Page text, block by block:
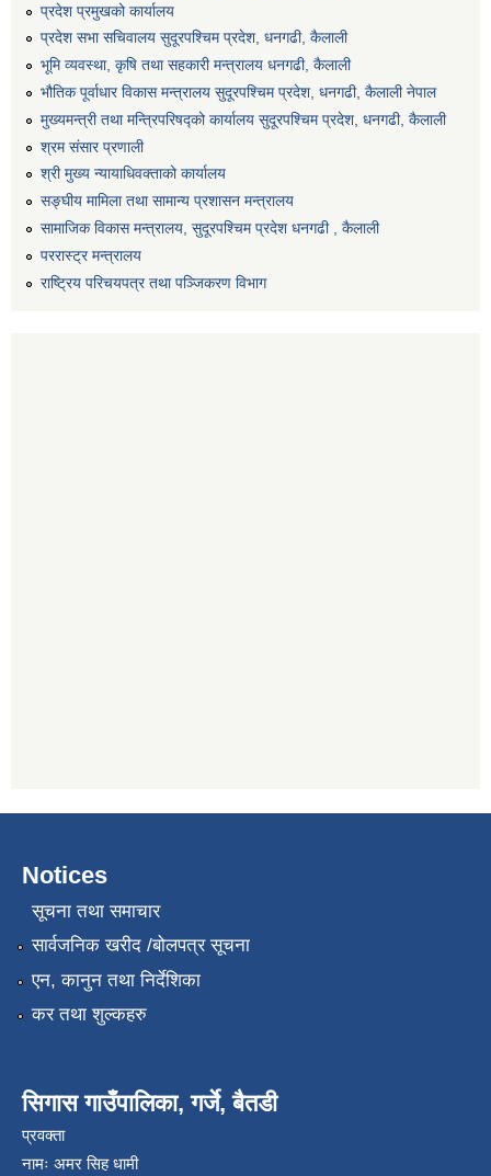
प्रदेश प्रमुखको कार्यालय
प्रदेश सभा सचिवालय सुदूरपश्‍चिम प्रदेश, धनगढी, कैलाली
भूमि व्यवस्था, कृषि तथा सहकारी मन्त्रालय धनगढी, कैलाली
भौतिक पूर्वाधार विकास मन्त्रालय सुदूरपश्चिम प्रदेश, धनगढी, कैलाली नेपाल
मुख्यमन्त्री तथा मन्त्रिपरिषद्को कार्यालय सुदूरपश्चिम प्रदेश, धनगढी, कैलाली
श्रम संसार प्रणाली
श्री मुख्य न्यायाधिवक्ताको कार्यालय
सङ्‍घीय मामिला तथा सामान्य प्रशासन मन्त्रालय
सामाजिक विकास मन्त्रालय, सुदूरपश्चिम प्रदेश धनगढी , कैलाली
पररास्ट्र मन्त्रालय
राष्ट्रिय परिचयपत्र तथा पञ्जिकरण विभाग
Notices
सूचना तथा समाचार
सार्वजनिक खरीद /बोलपत्र सूचना
एन, कानुन तथा निर्देशिका
कर तथा शुल्कहरु
सिगास गाउँपालिका, गर्जे, बैतडी
प्रवक्ता
नामः अमर सिह धामी